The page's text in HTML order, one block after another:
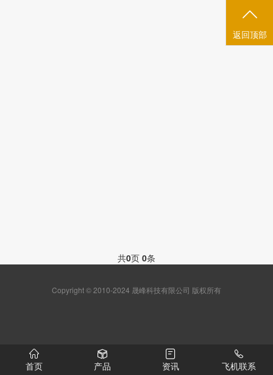
共0页 0条
Copyright © 2010-2024 晟峰科技有限公司 版权所有
首页 产品 资讯 飞机联系
返回顶部